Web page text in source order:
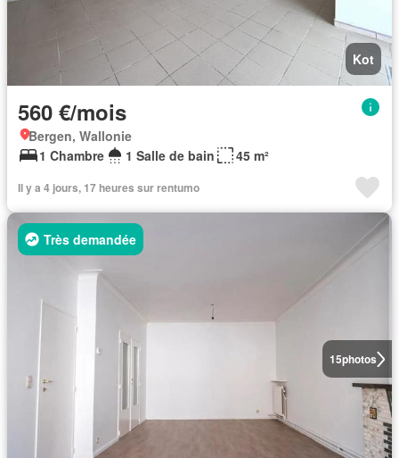
Kot
560 €/mois
Bergen, Wallonie
1 Chambre
1 Salle de bain 45 m²
Il y a 4 jours, 17 heures sur rentumo
15photos
Très demandée